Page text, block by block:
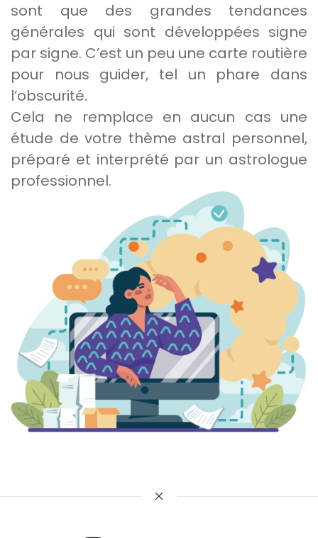
sont que des grandes tendances
générales qui sont développées signe
par signe. C’est un peu une carte routière
pour nous guider, tel un phare dans
l’obscurité.
Cela ne remplace en aucun cas une
étude de votre thème astral personnel,
préparé et interprété par un astrologue
professionnel.
PLUS D’INFO